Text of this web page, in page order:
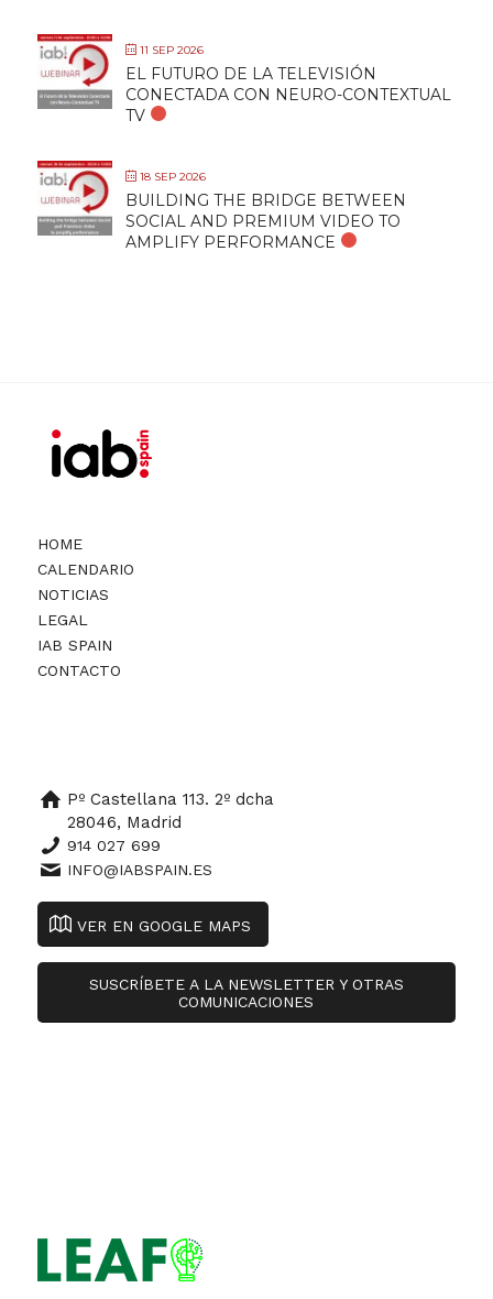
11 SEP 2026
EL FUTURO DE LA TELEVISIÓN
CONECTADA CON NEURO-CONTEXTUAL
TV
18 SEP 2026
BUILDING THE BRIDGE BETWEEN
SOCIAL AND PREMIUM VIDEO TO
AMPLIFY PERFORMANCE
HOME
CALENDARIO
NOTICIAS
LEGAL
IAB SPAIN
CONTACTO
Pº Castellana 113. 2º dcha
28046, Madrid
914 027 699
INFO@IABSPAIN.ES
VER EN GOOGLE MAPS
SUSCRÍBETE A LA NEWSLETTER Y OTRAS
COMUNICACIONES